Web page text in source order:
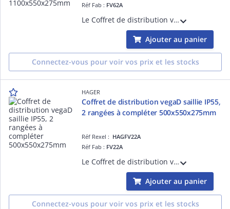
Réf Fab : FV62A
Le Coffret de distribution vegaD à compléter, avec ses 6 rangées à compléter, est idéal pour les installations résidentielles ou tertiaires. Pour des installations saillie nécessitant un IP55.
Ajouter au panier
Connectez-vous pour voir vos prix et les stocks
HAGER
Coffret de distribution vegaD saillie IP55,
2 rangées à compléter 500x550x275mm
Réf Rexel : HAGFV22A
Réf Fab : FV22A
Le Coffret de distribution vegaD à compléter, avec ses 2 rangées à compléter, est idéal pour les installations résidentielles ou tertiaires. Pour des installations saillie nécessitant un IP55.
Ajouter au panier
Connectez-vous pour voir vos prix et les stocks